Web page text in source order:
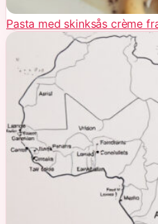
Pasta med skinksås crème